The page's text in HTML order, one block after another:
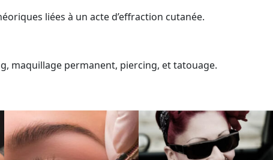
liées à un acte d’effraction cutanée.
maquillage permanent, piercing, et tatouage.